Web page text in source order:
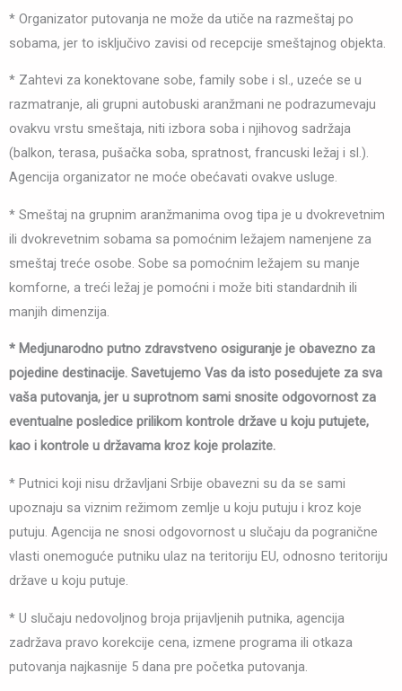
* Organizator putovanja ne može da utiče na razmeštaj po
sobama, jer to isključivo zavisi od recepcije smeštajnog objekta.
* Zahtevi za konektovane sobe, family sobe i sl., uzeće se u
razmatranje, ali grupni autobuski aranžmani ne podrazumevaju
ovakvu vrstu smeštaja, niti izbora soba i njihovog sadržaja
(balkon, terasa, pušačka soba, spratnost, francuski ležaj i sl.).
Agencija organizator ne moće obećavati ovakve usluge.
* Smeštaj na grupnim aranžmanima ovog tipa je u dvokrevetnim
ili dvokrevetnim sobama sa pomoćnim ležajem namenjene za
smeštaj treće osobe. Sobe sa pomoćnim ležajem su manje
komforne, a treći ležaj je pomoćni i može biti standardnih ili
manjih dimenzija.
* Medjunarodno putno zdravstveno osiguranje je obavezno za
pojedine destinacije. Savetujemo Vas da isto posedujete za sva
vaša putovanja, jer u suprotnom sami snosite odgovornost za
eventualne posledice prilikom kontrole države u koju putujete,
kao i kontrole u državama kroz koje prolazite.
* Putnici koji nisu državljani Srbije obavezni su da se sami
upoznaju sa viznim režimom zemlje u koju putuju i kroz koje
putuju. Agencija ne snosi odgovornost u slučaju da pogranične
vlasti onemoguće putniku ulaz na teritoriju EU, odnosno teritoriju
države u koju putuje.
* U slučaju nedovoljnog broja prijavljenih putnika, agencija
zadržava pravo korekcije cena, izmene programa ili otkaza
putovanja najkasnije 5 dana pre početka putovanja.